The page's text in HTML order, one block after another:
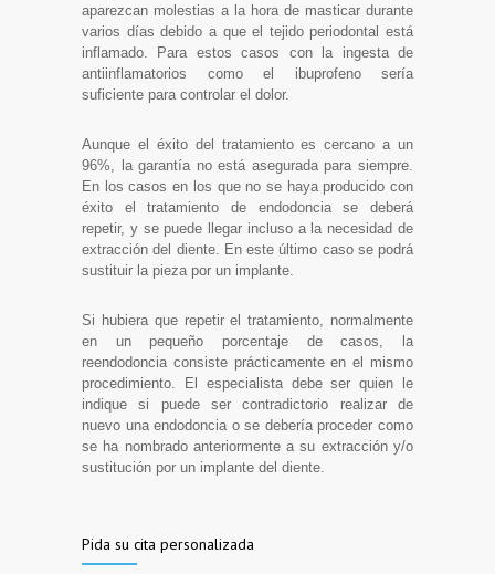
aparezcan molestias a la hora de masticar durante
varios días debido a que el tejido periodontal está
inflamado. Para estos casos con la ingesta de
antiinflamatorios como el ibuprofeno sería
suficiente para controlar el dolor.
Aunque el éxito del tratamiento es cercano a un
96%, la garantía no está asegurada para siempre.
En los casos en los que no se haya producido con
éxito el tratamiento de endodoncia se deberá
repetir, y se puede llegar incluso a la necesidad de
extracción del diente. En este último caso se podrá
sustituir la pieza por un implante.
Si hubiera que repetir el tratamiento, normalmente
en un pequeño porcentaje de casos, la
reendodoncia consiste prácticamente en el mismo
procedimiento. El especialista debe ser quien le
indique si puede ser contradictorio realizar de
nuevo una endodoncia o se debería proceder como
se ha nombrado anteriormente a su extracción y/o
sustitución por un implante del diente.
Pida su cita personalizada